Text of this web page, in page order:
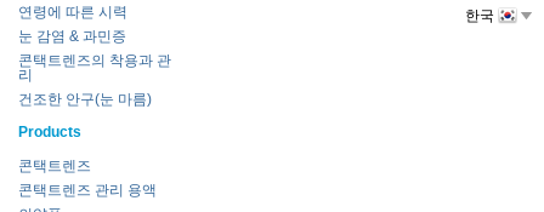
연령에 따른 시력
눈 감염 & 과민증
콘택트렌즈의 착용과 관
리
건조한 안구(눈 마름)
Products
콘택트렌즈
콘택트렌즈 관리 용액
한국